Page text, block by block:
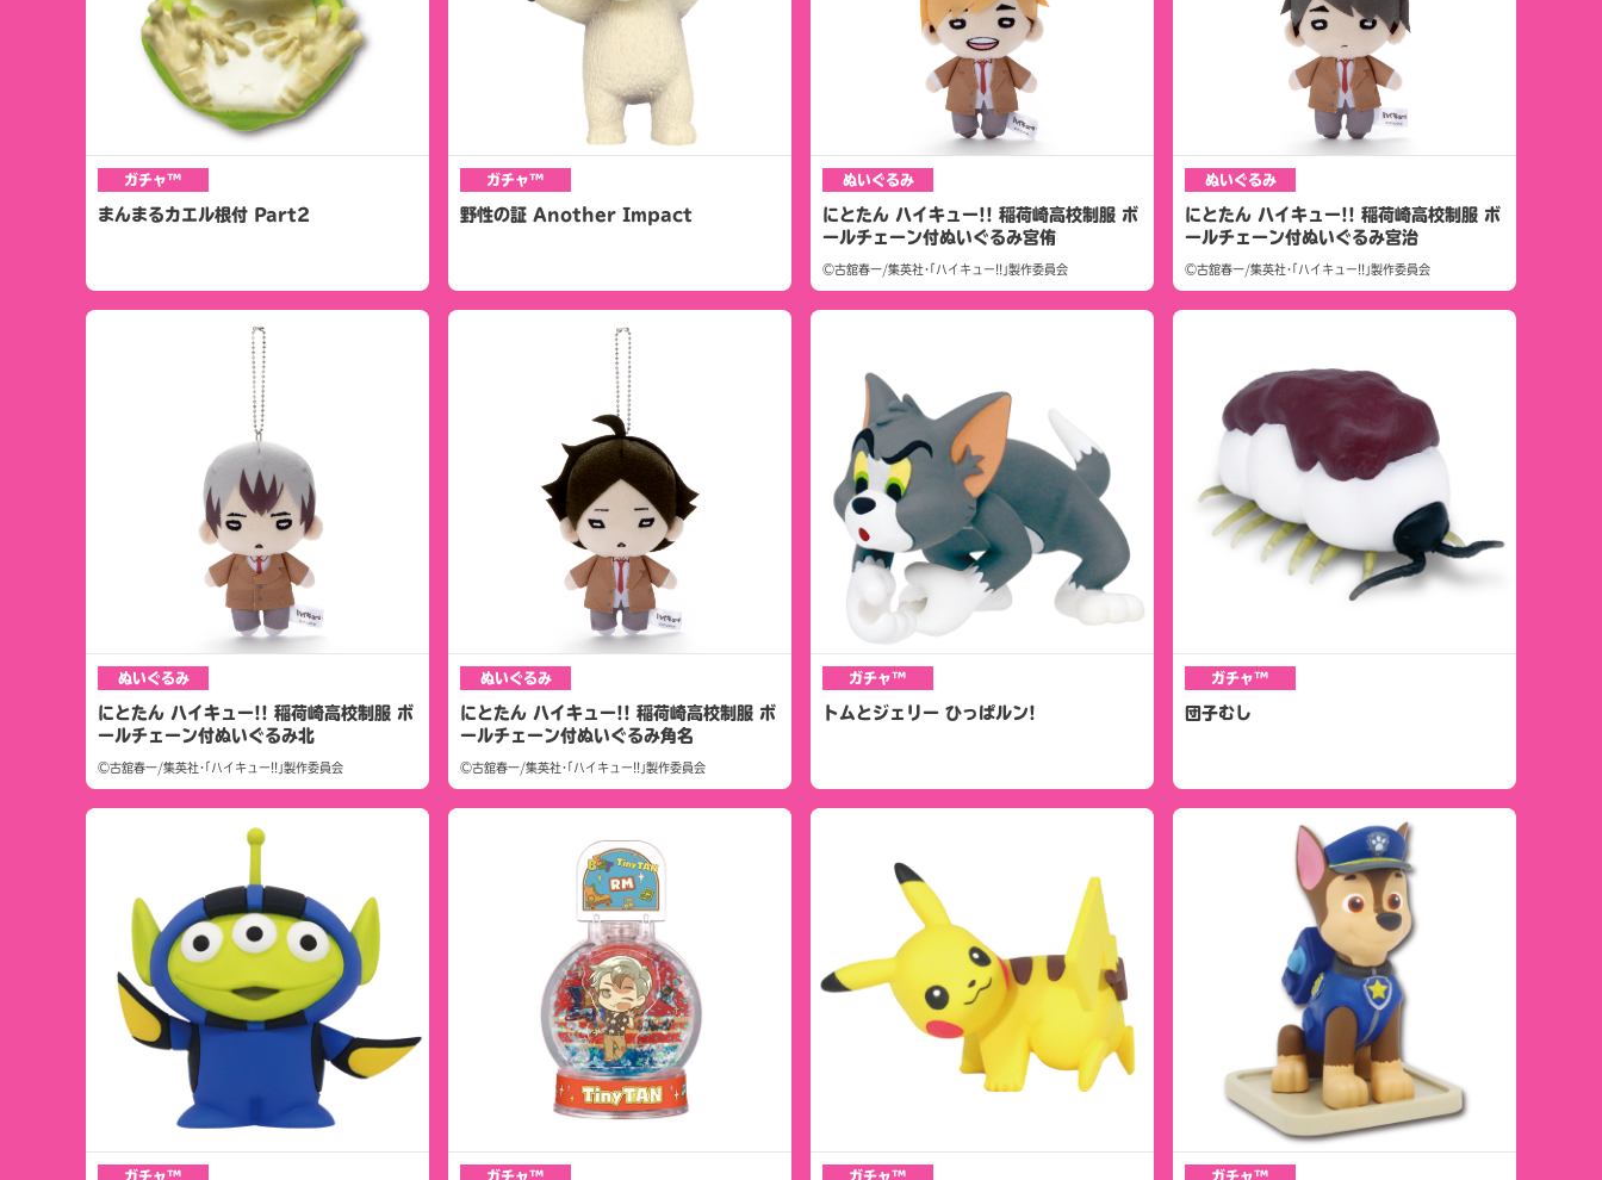
ガチャ™
まんまるカエル根付 Part2
ガチャ™
野性の証 Another Impact
ぬいぐるみ
にとたん ハイキュー!! 稲荷崎高校制服 ボ
ールチェーン付ぬいぐるみ宮侑
©古舘春一/集英社･｢ハイキュー!!｣製作委員会
ぬいぐるみ
にとたん ハイキュー!! 稲荷崎高校制服 ボ
ールチェーン付ぬいぐるみ宮治
©古舘春一/集英社･｢ハイキュー!!｣製作委員会
ぬいぐるみ
にとたん ハイキュー!! 稲荷崎高校制服 ボ
ールチェーン付ぬいぐるみ北
©古舘春一/集英社･｢ハイキュー!!｣製作委員会
ぬいぐるみ
にとたん ハイキュー!! 稲荷崎高校制服 ボ
ールチェーン付ぬいぐるみ角名
©古舘春一/集英社･｢ハイキュー!!｣製作委員会
ガチャ™
トムとジェリー ひっぱルン!
ガチャ™
団子むし
ガチャ™ ガチャ™ ガチャ™ ガチャ™